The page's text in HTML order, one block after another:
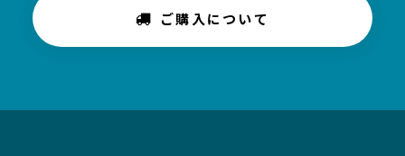
ご購入について